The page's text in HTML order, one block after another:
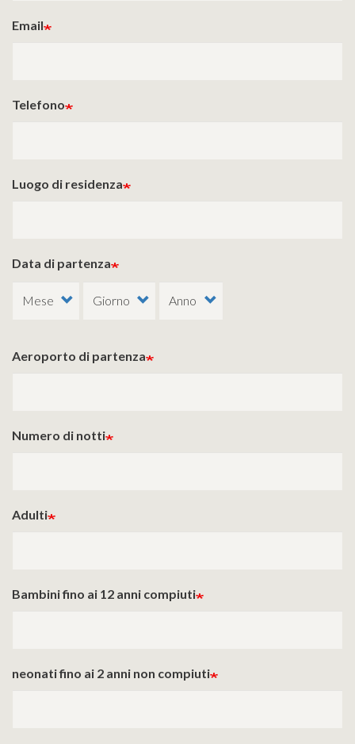
Email
Telefono
Luogo di residenza
Data di partenza
Aeroporto di partenza
Numero di notti
Adulti
Bambini fino ai 12 anni compiuti
neonati fino ai 2 anni non compiuti